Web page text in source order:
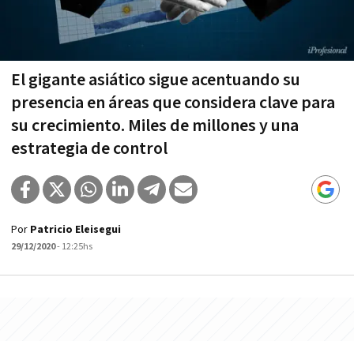
El gigante asiático sigue acentuando su
presencia en áreas que considera clave para
su crecimiento. Miles de millones y una
estrategia de control
Por Patricio Eleisegui
29/12/2020- 12:25hs